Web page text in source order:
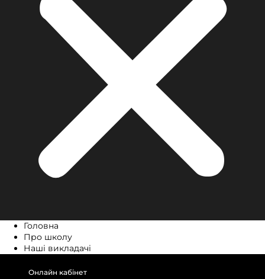
Головна
Про школу
Наші викладачі
Онлайн кабінет